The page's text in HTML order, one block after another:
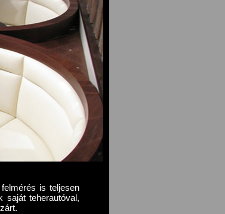
is teljesen
saját teherautóval,